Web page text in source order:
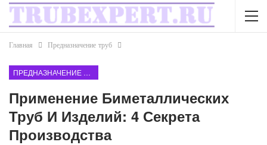
Главная Предназначение труб
ПРЕДНАЗНАЧЕНИЕ ТРУБ
Применение Биметаллических
Труб И Изделий: 4 Секрета
Производства